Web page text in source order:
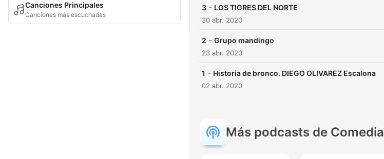
Canciones Principales
Canciones más escuchadas
3 - LOS TIGRES DEL NORTE
30 abr. 2020
2 - Grupo mandingo
23 abr. 2020
1 - Historia de bronco. DIEGO OLIVAREZ Escalona
02 abr. 2020
Más podcasts de Comedia